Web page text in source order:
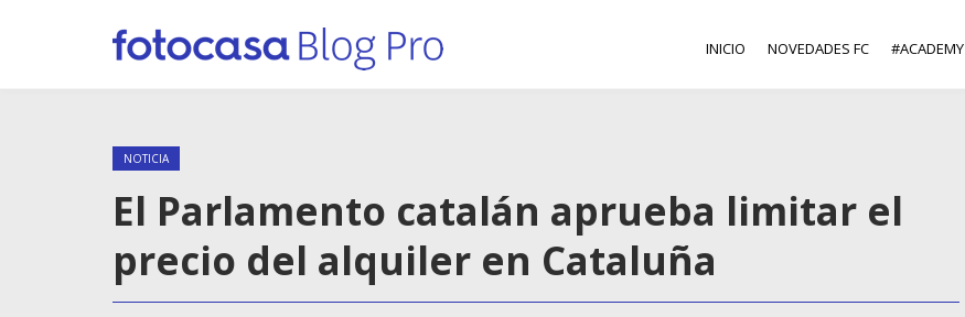
INICIO NOVEDADES FC #ACADEMY
NOTICIA
El Parlamento catalán aprueba limitar el
precio del alquiler en Cataluña